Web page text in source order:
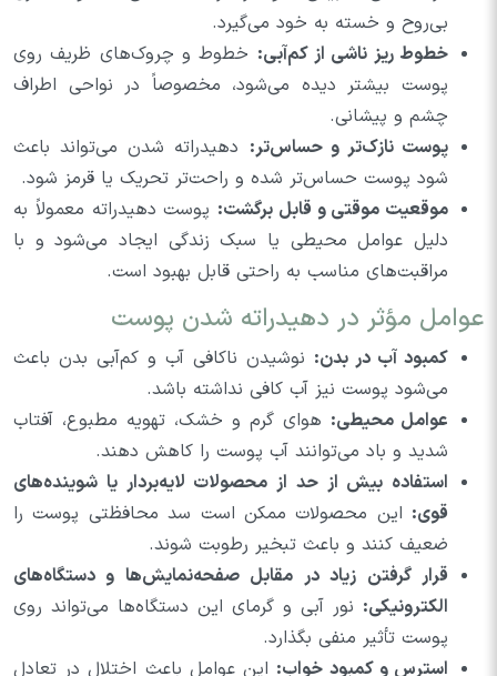
بی‌روح و خسته به خود می‌گیرد.
خطوط ریز ناشی از کم‌آبی: خطوط و چروک‌های ظریف روی
پوست بیشتر دیده می‌شود، مخصوصاً در نواحی اطراف
چشم و پیشانی.
پوست نازک‌تر و حساس‌تر: دهیدراته شدن می‌تواند باعث
شود پوست حساس‌تر شده و راحت‌تر تحریک یا قرمز شود.
موقعیت موقتی و قابل برگشت: پوست دهیدراته معمولاً به
دلیل عوامل محیطی یا سبک زندگی ایجاد می‌شود و با
مراقبت‌های مناسب به راحتی قابل بهبود است.
عوامل مؤثر در دهیدراته شدن پوست
کمبود آب در بدن: نوشیدن ناکافی آب و کم‌آبی بدن باعث
می‌شود پوست نیز آب کافی نداشته باشد.
عوامل محیطی: هوای گرم و خشک، تهویه مطبوع، آفتاب
شدید و باد می‌توانند آب پوست را کاهش دهند.
استفاده بیش از حد از محصولات لایه‌بردار یا شوینده‌های
قوی: این محصولات ممکن است سد محافظتی پوست را
ضعیف کنند و باعث تبخیر رطوبت شوند.
قرار گرفتن زیاد در مقابل صفحه‌نمایش‌ها و دستگاه‌های
الکترونیکی: نور آبی و گرمای این دستگاه‌ها می‌تواند روی
پوست تأثیر منفی بگذارد.
استرس و کمبود خواب: این عوامل باعث اختلال در تعادل